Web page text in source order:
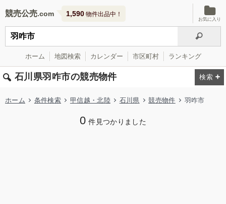
競売公売 1,590 物件出品中！
お気に入り
ホーム 地図検索 カレンダー 市区町村 ランキング
石川県羽咋市の競売物件
ホーム 条件検索 甲信越・北陸 石川県 競売物件 羽咋市
0 件見つかりました